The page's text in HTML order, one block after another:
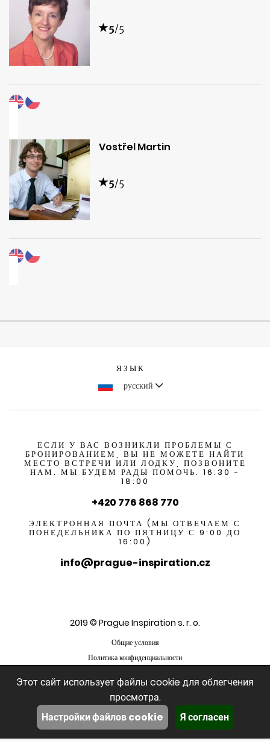
5/5
Vostřel Martin
5/5
ЯЗЫК
русский
ЕСЛИ У ВАС ВОЗНИКЛИ ПРОБЛЕМЫ С
БРОНИРОВАНИЕМ, ВЫ НЕ МОЖЕТЕ НАЙТИ
МЕСТО ВСТРЕЧИ ИЛИ ЛОДКУ, ПОЗВОНИТЕ
НАМ. МЫ БУДЕМ РАДЫ ПОМОЧЬ. 16:30 -
18:00
+420 776 868 770
ЭЛЕКТРОННАЯ ПОЧТА (МЫ ОТВЕЧАЕМ С
ПОНЕДЕЛЬНИКА ПО ПЯТНИЦУ С 9:00 ДО
16:00)
info@prague-inspiration.cz
2019 © Prague Inspiration s. r. o.
Общие условия
Политика конфиденциальности
Этот сайт использует файлы cookie для облегчения
просмотра.
Настройки файлов cookie
Я согласен